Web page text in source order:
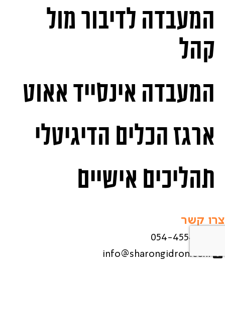
המעבדה לדיבור מול
קהל
המעבדה אינסייד אאוט
ארגז הכלים הדיגיטלי
תהליכים אישיים
צרו קשר
054-4554855
info@sharongidron.co.il